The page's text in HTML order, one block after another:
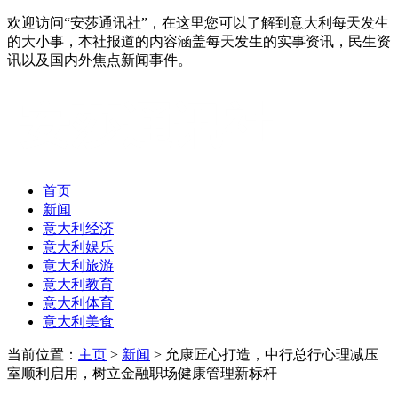
欢迎访问“安莎通讯社”，在这里您可以了解到意大利每天发生
的大小事，本社报道的内容涵盖每天发生的实事资讯，民生资
讯以及国内外焦点新闻事件。
首页
新闻
意大利经济
意大利娱乐
意大利旅游
意大利教育
意大利体育
意大利美食
当前位置： 主页 > 新闻 > 允康匠心打造，中行总行心理减压
室顺利启用，树立金融职场健康管理新标杆